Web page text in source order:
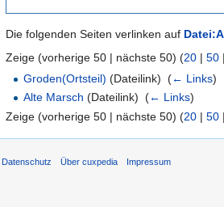
Die folgenden Seiten verlinken auf
Zeige (vorherige 50 | nächste 50) (20 | 50
Groden(Ortsteil) (Dateilink) ‎ (← Links)
Alte Marsch (Dateilink) ‎ (← Links)
Zeige (vorherige 50 | nächste 50) (20 | 50
Datenschutz Über cuxpedia Impressum